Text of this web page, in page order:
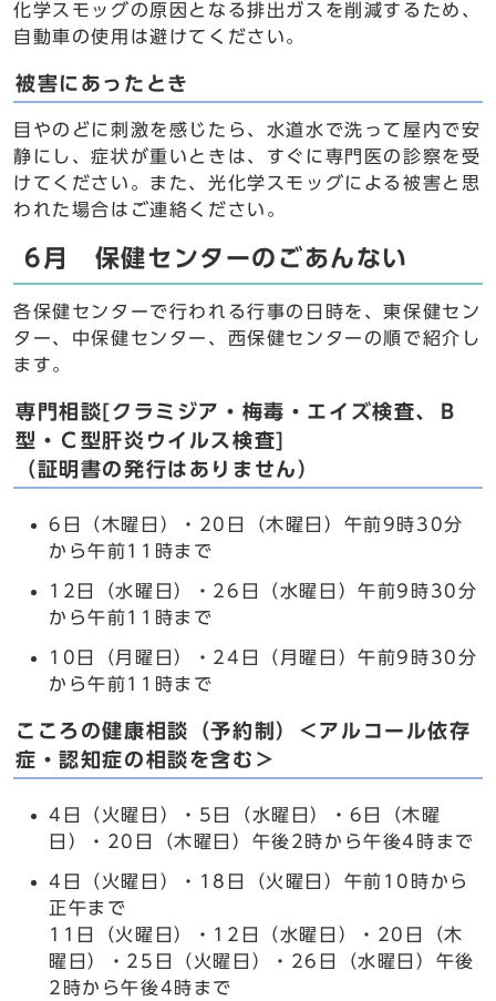
化学スモッグの原因となる排出ガスを削減するため、
自動車の使用は避けてください。
被害にあったとき
目やのどに刺激を感じたら、水道水で洗って屋内で安
静にし、症状が重いときは、すぐに専門医の診察を受
けてください。また、光化学スモッグによる被害と思
われた場合はご連絡ください。
6月 保健センターのごあんない
各保健センターで行われる行事の日時を、東保健セン
ター、中保健センター、西保健センターの順で紹介し
ます。
専門相談[クラミジア・梅毒・エイズ検査、Ｂ
型・Ｃ型肝炎ウイルス検査]
（証明書の発行はありません）
6日（木曜日）・20日（木曜日）午前9時30分
から午前11時まで
12日（水曜日）・26日（水曜日）午前9時30分
から午前11時まで
10日（月曜日）・24日（月曜日）午前9時30分
から午前11時まで
こころの健康相談（予約制）＜アルコール依存
症・認知症の相談を含む＞
4日（火曜日）・5日（水曜日）・6日（木曜
日）・20日（木曜日）午後2時から午後4時まで
4日（火曜日）・18日（火曜日）午前10時から
正午まで
11日（火曜日）・12日（水曜日）・20日（木
曜日）・25日（火曜日）・26日（水曜日）午後
2時から午後4時まで